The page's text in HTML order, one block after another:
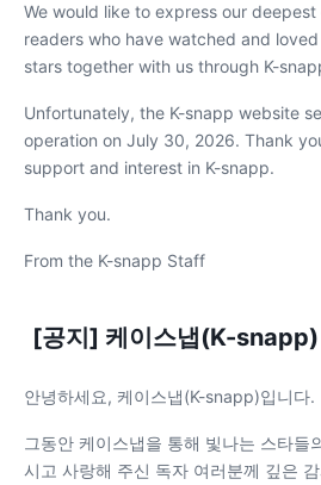
We would like to express our
readers who have watched and
stars together with us through K-
Unfortunately, the K-snapp website
operation on July 30, 2026. Thank
support and interest in K-snapp.
Thank you.
From the K-snapp Staff
[공지] 케이스냅(K-snapp)
안녕하세요, 케이스냅(K-snapp)입니다.
그동안 케이스냅을 통해 빛나는 스타들
시고 사랑해 주신 독자 여러분께 깊은